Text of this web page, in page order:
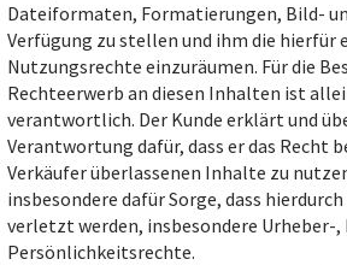
Dateiformaten, Formatierungen, Bild-
Verfügung zu stellen und ihm die hierfür
Nutzungsrechte einzuräumen. Für die
Rechteerwerb an diesen Inhalten ist
verantwortlich. Der Kunde erklärt und
Verantwortung dafür, dass er das Recht
Verkäufer überlassenen Inhalte zu
insbesondere dafür Sorge, dass
verletzt werden, insbesondere Urheber-,
Persönlichkeitsrechte.